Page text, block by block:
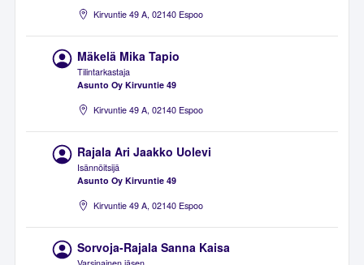
Kirvuntie 49 A, 02140 Espoo
Mäkelä Mika Tapio
Tilintarkastaja
Asunto Oy Kirvuntie 49
Kirvuntie 49 A, 02140 Espoo
Rajala Ari Jaakko Uolevi
Isännöitsijä
Asunto Oy Kirvuntie 49
Kirvuntie 49 A, 02140 Espoo
Sorvoja-Rajala Sanna Kaisa